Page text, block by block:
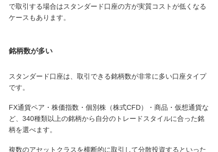
で取引する場合はスタンダード口座の方が実質コストが低くなる
ケースもあります。
銘柄数が多い
スタンダード口座は、取引できる銘柄数が非常に多い口座タイプ
です。
FX通貨ペア・株価指数・個別株（株式CFD）・商品・仮想通貨な
ど、340種類以上の銘柄から自分のトレードスタイルに合った銘
柄を選べます。
複数のアセットクラスを横断的に取引して分散投資するといった